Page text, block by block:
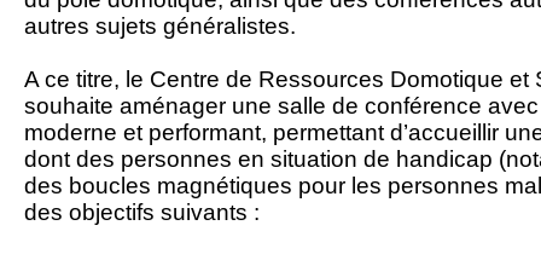
autres sujets généralistes.
A ce titre, le Centre de Ressources Domotique et
souhaite aménager une salle de conférence
moderne et performant, permettant d’accueillir
dont des personnes en situation de handicap
des boucles magnétiques pour les personnes
des objectifs suivants :